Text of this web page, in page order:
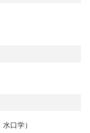
口学）